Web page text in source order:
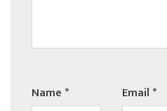
Name* Email*